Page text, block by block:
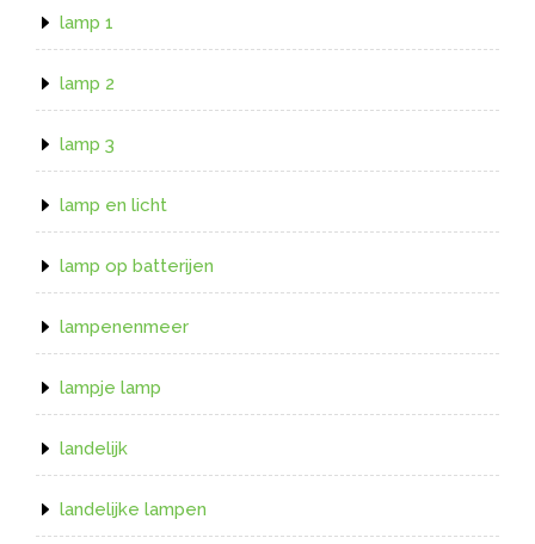
lamp 1
lamp 2
lamp 3
lamp en licht
lamp op batterijen
lampenenmeer
lampje lamp
landelijk
landelijke lampen